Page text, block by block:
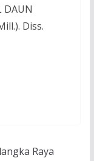
DAUN
Diss.
Raya